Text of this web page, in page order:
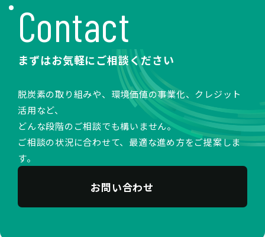
Contact
まずはお気軽にご相談ください
脱炭素の取り組みや、環境価値の事業化、クレジット
活用など、
どんな段階のご相談でも構いません。
ご相談の状況に合わせて、最適な進め方をご提案しま
す。
お問い合わせ